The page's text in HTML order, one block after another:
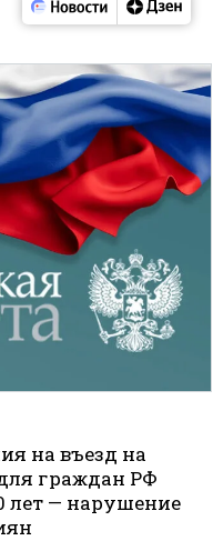
на въезд на
граждан РФ
лет — нарушение